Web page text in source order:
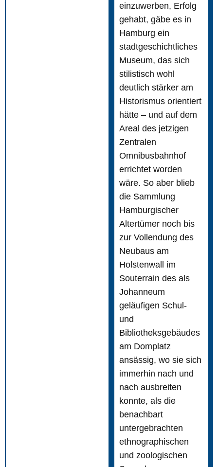
einzuwerben, Erfolg
gehabt, gäbe es in
Hamburg ein
stadtgeschichtliches
Museum, das sich
stilistisch wohl
deutlich stärker am
Historismus orientiert
hätte – und auf dem
Areal des jetzigen
Zentralen
Omnibusbahnhof
errichtet worden
wäre. So aber blieb
die Sammlung
Hamburgischer
Altertümer noch bis
zur Vollendung des
Neubaus am
Holstenwall im
Souterrain des als
Johanneum
geläufigen Schul-
und
Bibliotheksgebäudes
am Domplatz
ansässig, wo sie sich
immerhin nach und
nach ausbreiten
konnte, als die
benachbart
untergebrachten
ethnographischen
und zoologischen